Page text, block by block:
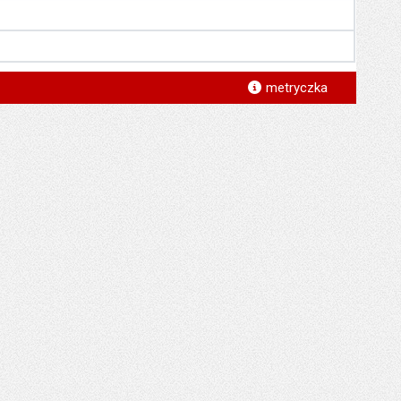
metryczka